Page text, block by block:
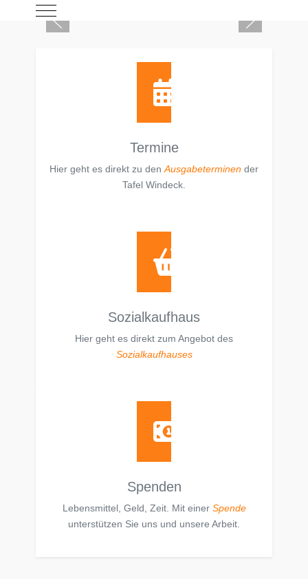
Mobile Menu Toggle
Termine
Hier geht es direkt zu den Ausgabeterminen der
Tafel Windeck.
Sozialkaufhaus
Hier geht es direkt zum Angebot des
Sozialkaufhauses
Spenden
Lebensmittel, Geld, Zeit. Mit einer Spende
unterstützen Sie uns und unsere Arbeit.